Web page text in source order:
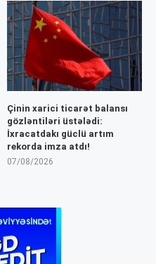
Çinin xarici ticarət balansı
gözləntiləri üstələdi:
İxracatdakı güclü artım
rekorda imza atdı!
07/08/2026